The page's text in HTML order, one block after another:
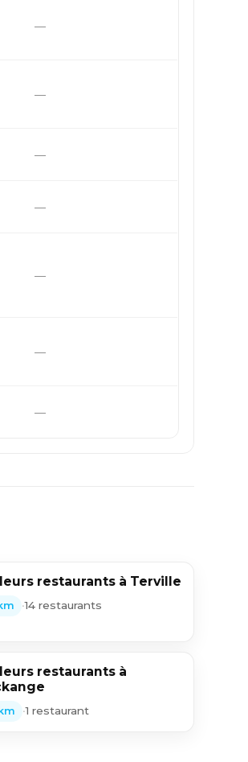
—
—
—
—
—
—
—
restaurants à Terville
•14 restaurants
restaurants à
•1 restaurant